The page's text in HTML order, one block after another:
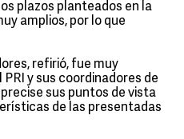
plazos planteados en la
amplios, por lo que
refirió, fue muy
y sus coordinadores de
sus puntos de vista
de las presentadas